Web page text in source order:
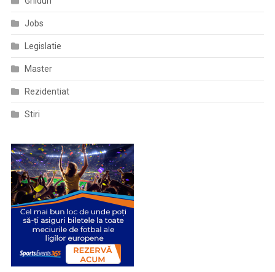
Jobs
Legislatie
Master
Rezidentiat
Stiri